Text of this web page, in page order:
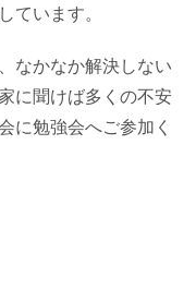
ています。
なかなか解決しない
に聞けば多くの不安
に勉強会へご参加く